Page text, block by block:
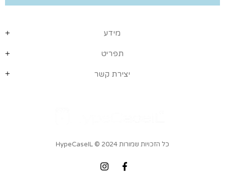
מידע
תפריט
יצירת קשר
כל הזכויות שמורות HypeCaseIL© 2024